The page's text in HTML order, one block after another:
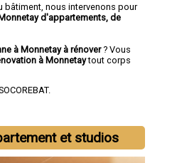
bâtiment, nous intervenons pour
d'appartements, de
à Monnetay à rénover? Vous
à Monnetaytout corps
et studios